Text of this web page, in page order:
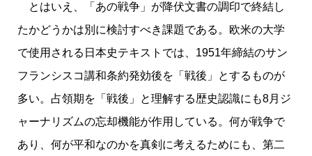
とはいえ、「あの戦争」が降伏文書の調印で終結し
たかどうかは別に検討すべき課題である。欧米の大学
で使用される日本史テキストでは、1951年締結のサン
フランシスコ講和条約発効後を「戦後」とするものが
多い。占領期を「戦後」と理解する歴史認識にも8月ジ
ャーナリズムの忘却機能が作用している。何が戦争で
あり、何が平和なのかを真剣に考えるためにも、第二